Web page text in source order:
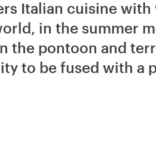
Italian cuisine
in the summer
the pontoon and
to be fused with a